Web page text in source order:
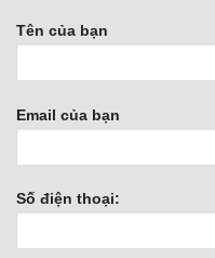
Tên của bạn
Email của bạn
Số điện thoại: